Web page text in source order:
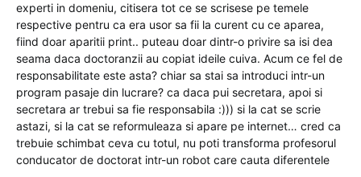
experti in domeniu, citisera tot ce se scrisese pe temele
respective pentru ca era usor sa fii la curent cu ce aparea,
fiind doar aparitii print.. puteau doar dintr-o privire sa isi dea
seama daca doctoranzii au copiat ideile cuiva. Acum ce fel de
responsabilitate este asta? chiar sa stai sa introduci intr-un
program pasaje din lucrare? ca daca pui secretara, apoi si
secretara ar trebui sa fie responsabila :))) si la cat se scrie
astazi, si la cat se reformuleaza si apare pe internet… cred ca
trebuie schimbat ceva cu totul, nu poti transforma profesorul
conducator de doctorat intr-un robot care cauta diferentele